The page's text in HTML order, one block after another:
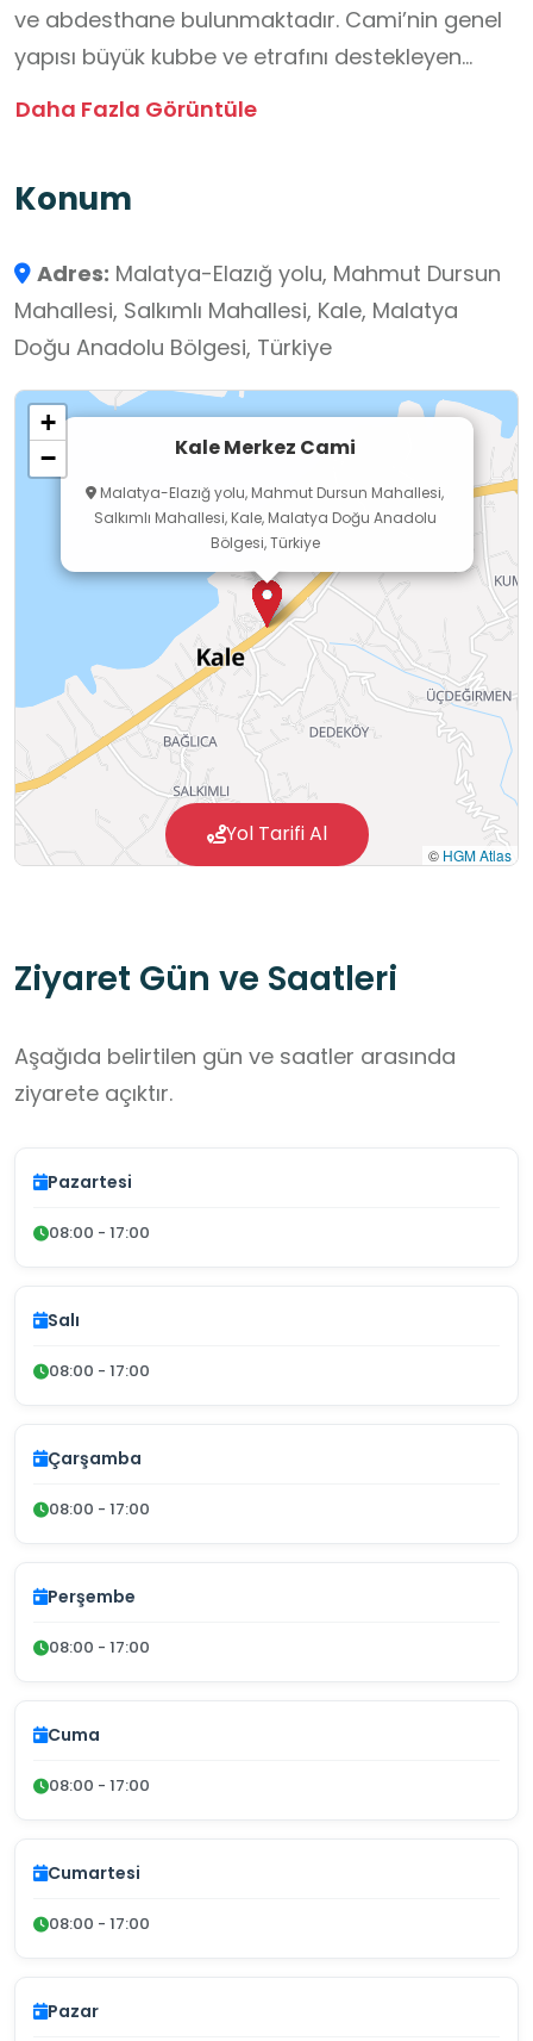
ve abdesthane bulunmaktadır. Cami’nin genel
yapısı büyük kubbe ve etrafını destekleyen
yarım kubbelerle donatılmıştır. Çift minareli
ibadet alanları ve kuran kursu sınıfları da
Daha Fazla Görüntüle
Konum
Adres: Malatya-Elazığ yolu, Mahmut Dursun
Mahallesi, Salkımlı Mahallesi, Kale, Malatya
Doğu Anadolu Bölgesi, Türkiye
Kale Merkez Cami
Malatya-Elazığ yolu, Mahmut Dursun Mahallesi,
Salkımlı Mahallesi, Kale, Malatya Doğu Anadolu
Bölgesi, Türkiye
+
−
© HGM Atlas
Yol Tarifi Al
Ziyaret Gün ve Saatleri
Aşağıda belirtilen gün ve saatler arasında
ziyarete açıktır.
Pazartesi
08:00 - 17:00
Salı
08:00 - 17:00
Çarşamba
08:00 - 17:00
Perşembe
08:00 - 17:00
Cuma
08:00 - 17:00
Cumartesi
08:00 - 17:00
Pazar